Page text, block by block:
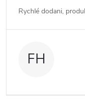
Rychlé dodani,
FH